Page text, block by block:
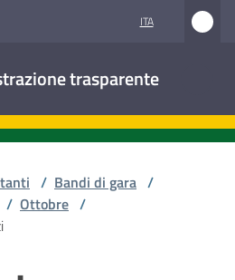
ITA
trasparente
/ Bandi di gara /
/ Ottobre /